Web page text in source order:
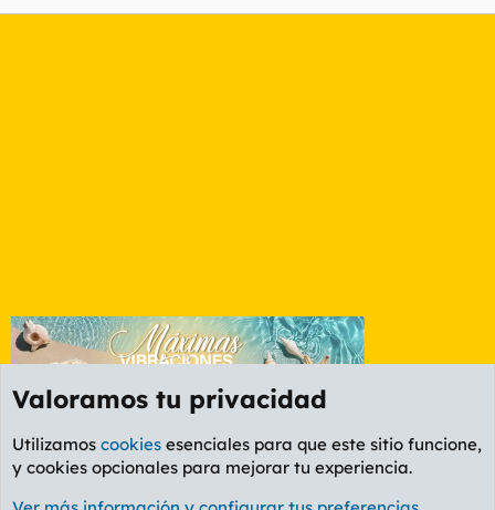
Etiquetas
Valoramos tu privacidad
Utilizamos cookies esenciales para que este sitio funcione,
y cookies opcionales para mejorar tu experiencia.